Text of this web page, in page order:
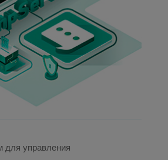
для управления